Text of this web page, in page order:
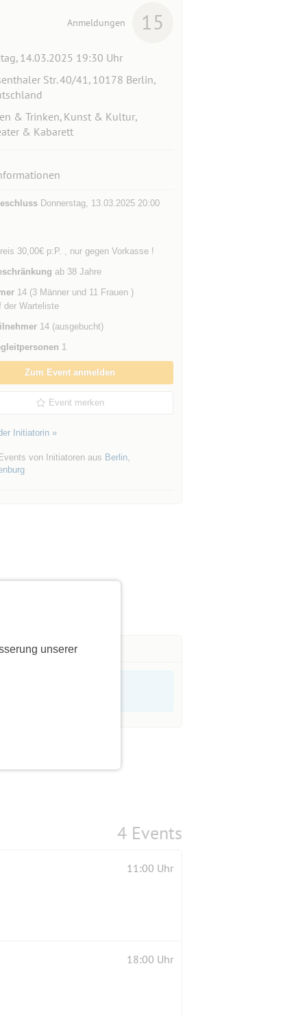
unserer
Anmeldungen 15
14.03.2025 19:30 Uhr
Str. 40/41, 10178 Berlin,
& Trinken, Kunst & Kultur,
& Kabarett
Donnerstag, 13.03.2025 20:00
30,00€ p:P. , nur gegen Vorkasse !
ab 38 Jahre
14 (3 Männer und 11 Frauen )
der Warteliste
14 (ausgebucht)
1
Zum Event anmelden
Event merken
Initiatorin »
von Initiatoren aus Berlin,
4 Events
11:00 Uhr
18:00 Uhr